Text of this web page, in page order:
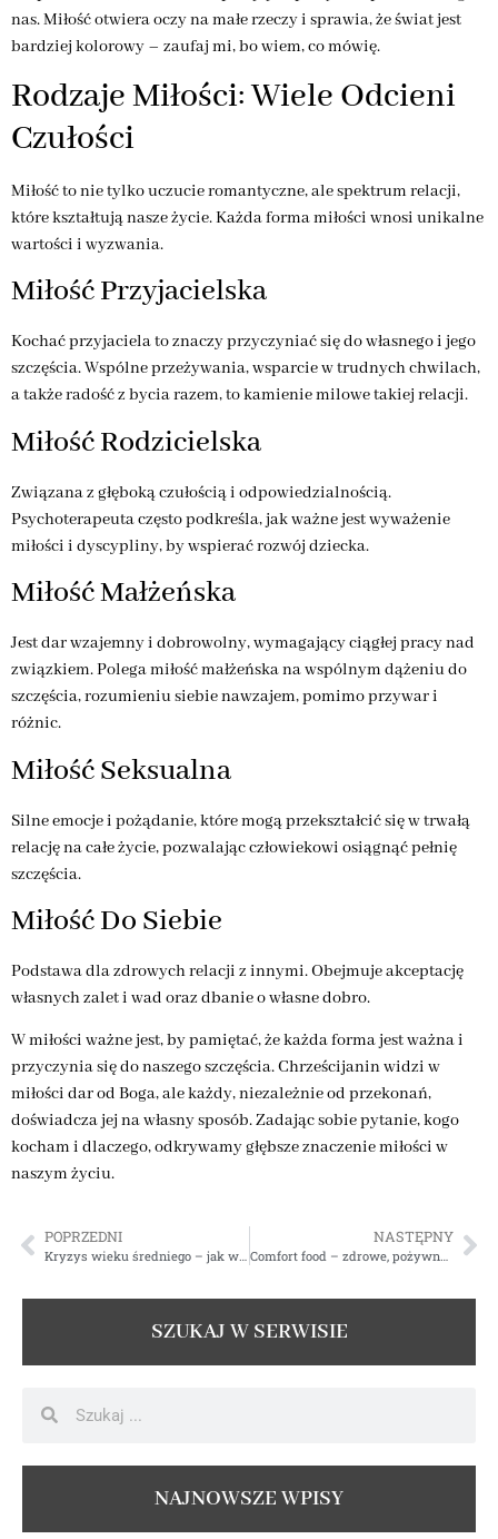
nas. Miłość otwiera oczy na małe rzeczy i sprawia, że świat jest
bardziej kolorowy – zaufaj mi, bo wiem, co mówię.
Rodzaje Miłości: Wiele Odcieni
Czułości
Miłość to nie tylko uczucie romantyczne, ale spektrum relacji,
które kształtują nasze życie. Każda forma miłości wnosi unikalne
wartości i wyzwania.
Miłość Przyjacielska
Kochać przyjaciela to znaczy przyczyniać się do własnego i jego
szczęścia. Wspólne przeżywania, wsparcie w trudnych chwilach,
a także radość z bycia razem, to kamienie milowe takiej relacji.
Miłość Rodzicielska
Związana z głęboką czułością i odpowiedzialnością.
Psychoterapeuta często podkreśla, jak ważne jest wyważenie
miłości i dyscypliny, by wspierać rozwój dziecka.
Miłość Małżeńska
Jest dar wzajemny i dobrowolny, wymagający ciągłej pracy nad
związkiem. Polega miłość małżeńska na wspólnym dążeniu do
szczęścia, rozumieniu siebie nawzajem, pomimo przywar i
różnic.
Miłość Seksualna
Silne emocje i pożądanie, które mogą przekształcić się w trwałą
relację na całe życie, pozwalając człowiekowi osiągnąć pełnię
szczęścia.
Miłość Do Siebie
Podstawa dla zdrowych relacji z innymi. Obejmuje akceptację
własnych zalet i wad oraz dbanie o własne dobro.
W miłości ważne jest, by pamiętać, że każda forma jest ważna i
przyczynia się do naszego szczęścia. Chrześcijanin widzi w
miłości dar od Boga, ale każdy, niezależnie od przekonań,
doświadcza jej na własny sposób. Zadając sobie pytanie, kogo
kocham i dlaczego, odkrywamy głębsze znaczenie miłości w
naszym życiu.
POPRZEDNI NASTĘPNY
SZUKAJ W SERWISIE
NAJNOWSZE WPISY